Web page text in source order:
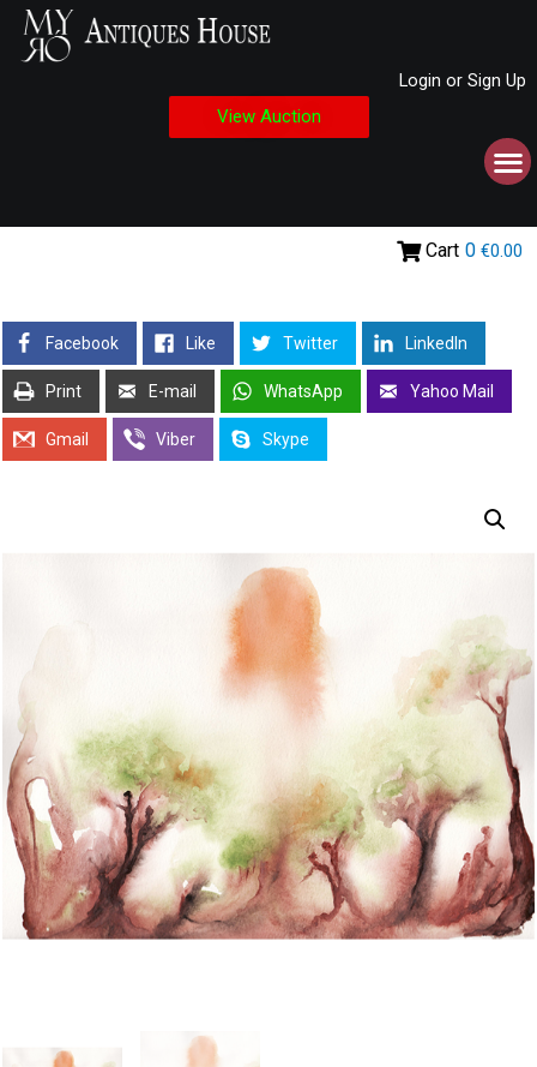
Login or Sign Up
View Auction
Cart 0 €0.00
Facebook Like Twitter LinkedIn
Print E-mail WhatsApp Yahoo Mail
Gmail Viber Skype